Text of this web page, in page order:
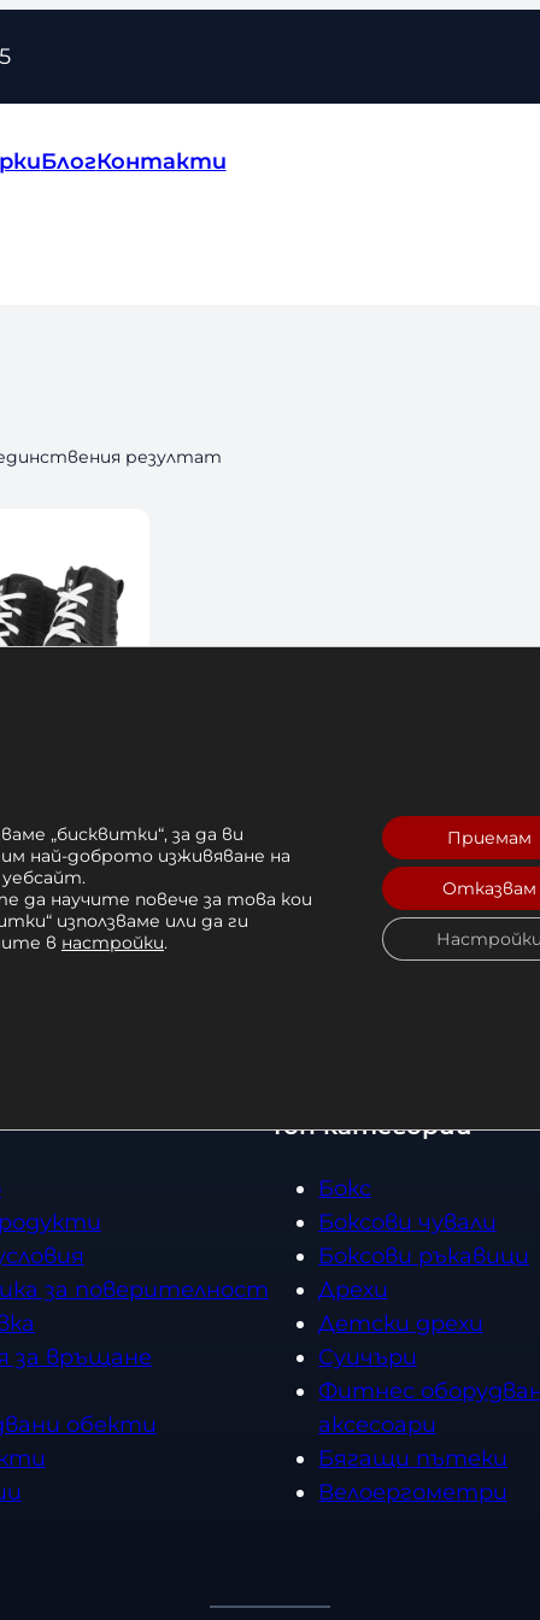
БлогКонтакти
резултат
Nike
White
Купи
за поверителност
за връщане
обекти
Топ категории
Бокс
Боксови чували
Боксови ръкавици
Дрехи
Детски дрехи
Суичъри
Фитнес
аксесоари
Бягащи пътеки
Велоергометри
„бисквитки“, за да ви
най-доброто изживяване на
да научите повече за това кои
използваме или да ги
в настройки.
Приемам
Отказвам